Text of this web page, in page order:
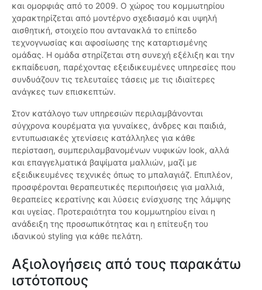
και ομορφιάς από το 2009. Ο χώρος του κομμωτηρίου
χαρακτηρίζεται από μοντέρνο σχεδιασμό και υψηλή
αισθητική, στοιχείο που αντανακλά το επίπεδο
τεχνογνωσίας και αφοσίωσης της καταρτισμένης
ομάδας. Η ομάδα στηρίζεται στη συνεχή εξέλιξη και την
εκπαίδευση, παρέχοντας εξειδικευμένες υπηρεσίες που
συνδυάζουν τις τελευταίες τάσεις με τις ιδιαίτερες
ανάγκες των επισκεπτών.
Στον κατάλογο των υπηρεσιών περιλαμβάνονται
σύγχρονα κουρέματα για γυναίκες, άνδρες και παιδιά,
εντυπωσιακές χτενίσεις κατάλληλες για κάθε
περίσταση, συμπεριλαμβανομένων νυφικών look, αλλά
και επαγγελματικά βαψίματα μαλλιών, μαζί με
εξειδικευμένες τεχνικές όπως το μπαλαγιάζ. Επιπλέον,
προσφέρονται θεραπευτικές περιποιήσεις για μαλλιά,
θεραπείες κερατίνης και λύσεις ενίσχυσης της λάμψης
και υγείας. Προτεραιότητα του κομμωτηρίου είναι η
ανάδειξη της προσωπικότητας και η επίτευξη του
ιδανικού styling για κάθε πελάτη.
Αξιολογήσεις από τους παρακάτω
ιστότοπους